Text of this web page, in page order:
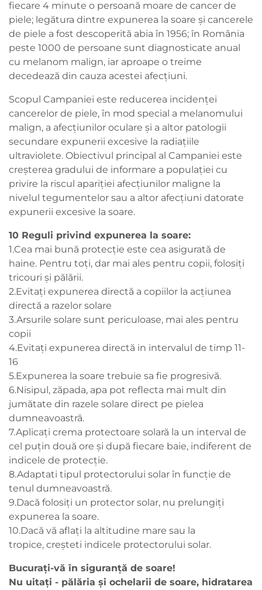
fiecare 4 minute o persoană moare de cancer de
piele; legătura dintre expunerea la soare şi cancerele
de piele a fost descoperită abia în 1956; în România
peste 1000 de persoane sunt diagnosticate anual
cu melanom malign, iar aproape o treime
decedează din cauza acestei afecţiuni.
Scopul Campaniei este reducerea incidenţei
cancerelor de piele, în mod special a melanomului
malign, a afecţiunilor oculare şi a altor patologii
secundare expunerii excesive la radiaţiile
ultraviolete. Obiectivul principal al Campaniei este
creşterea gradului de informare a populaţiei cu
privire la riscul apariţiei afecţiunilor maligne la
nivelul tegumentelor sau a altor afecţiuni datorate
expunerii excesive la soare.
10 Reguli privind expunerea la soare:
1.Cea mai bună protecție este cea asigurată de
haine. Pentru toți, dar mai ales pentru copii, folosiți
tricouri și pălării.
2.Evitați expunerea directă a copiilor la acțiunea
directă a razelor solare
3.Arsurile solare sunt periculoase, mai ales pentru
copii
4.Evitați expunerea directă in intervalul de timp 11-
16
5.Expunerea la soare trebuie sa fie progresivă.
6.Nisipul, zăpada, apa pot reflecta mai mult din
jumătate din razele solare direct pe pielea
dumneavoastră.
7.Aplicați crema protectoare solară la un interval de
cel puțin două ore și după fiecare baie, indiferent de
indicele de protecție.
8.Adaptati tipul protectorului solar în funcție de
tenul dumneavoastră.
9.Dacă folosiți un protector solar, nu prelungiți
expunerea la soare.
10.Dacă vă aflați la altitudine mare sau la
tropice, creșteti indicele protectorului solar.
Bucuraţi-vă în siguranţă de soare!
Nu uitaţi - pălăria şi ochelarii de soare, hidratarea